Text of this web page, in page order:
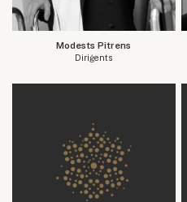
Modests Pitrens
Diriģents